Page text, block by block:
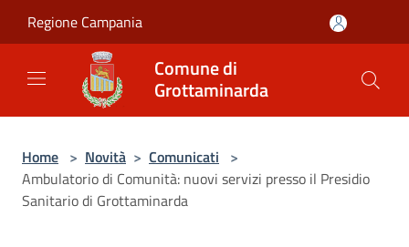
Regione Campania
Comune di
Grottaminarda
Home > Novità > Comunicati >
Ambulatorio di Comunità: nuovi servizi presso il Presidio
Sanitario di Grottaminarda